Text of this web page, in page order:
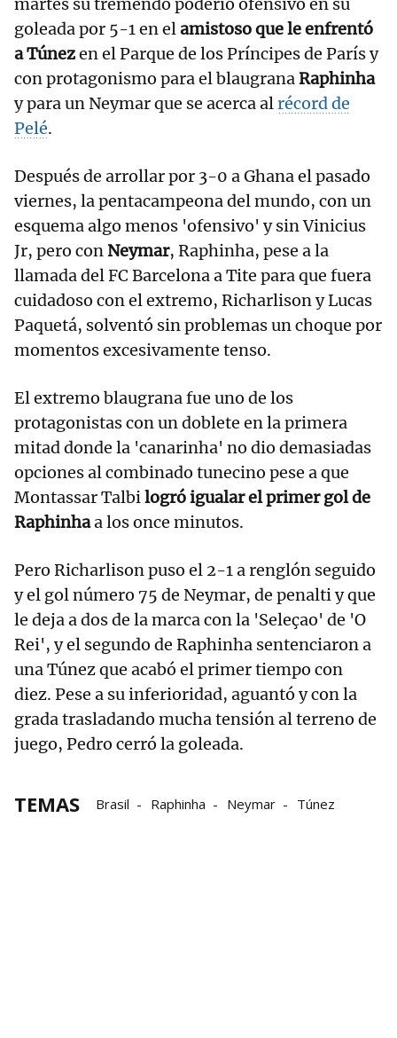
martes su tremendo poderío ofensivo en su
goleada por 5-1 en elamistoso que le enfrentó
a Túnezen el Parque de los Príncipes de París y
con protagonismo para el blaugranaRaphinha
y para un Neymar que se acerca alrécord de
Pelé.
Después de arrollar por 3-0 a Ghana el pasado
viernes, la pentacampeona del mundo, con un
esquema algo menos 'ofensivo' y sin Vinicius
Jr, pero con Neymar, Raphinha, pese a la
llamada del FC Barcelona a Tite para que fuera
cuidadoso con el extremo, Richarlison y Lucas
Paquetá, solventó sin problemas un choque por
momentos excesivamente tenso.
El extremo blaugrana fue uno de los
protagonistas con un doblete en la primera
mitad donde la 'canarinha' no dio demasiadas
opciones al combinado tunecino pese a que
Montassar Talbilogró igualar el primer gol de
Raphinhaa los once minutos.
Pero Richarlison puso el 2-1 a renglón seguido
y el gol número 75 de Neymar, de penalti y que
le deja a dos de la marca con la 'Seleçao' de 'O
Rei', y el segundo de Raphinha sentenciaron a
una Túnez que acabó el primer tiempo con
diez. Pese a su inferioridad, aguantó y con la
grada trasladando mucha tensión al terreno de
juego, Pedro cerró la goleada.
TEMAS Brasil Raphinha Neymar Túnez